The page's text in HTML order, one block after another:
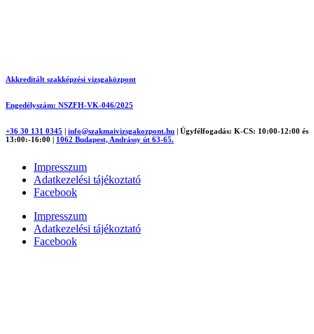
Akkreditált szakképzési vizsgaközpont
Engedélyszám: NSZFH-VK-046/2025
+36 30 131 0345 info@szakmaivizsgakozpont.hu
Ügyfélfogadás: K-CS: 10:00-12:00 és
13:00:-16:00
1062 Budapest, Andrássy út 63-65.
Impresszum
Adatkezelési tájékoztató
Facebook
Impresszum
Adatkezelési tájékoztató
Facebook